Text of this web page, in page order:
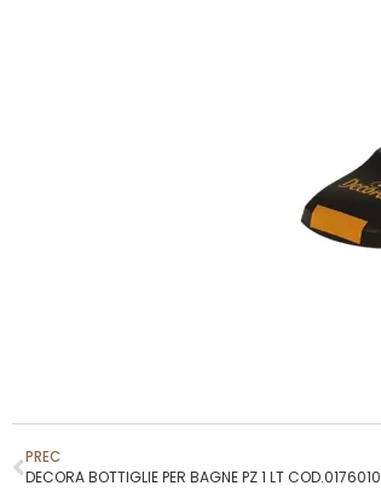
PREC
DECORA BOTTIGLIE PER BAGNE PZ 1 LT COD.0176010